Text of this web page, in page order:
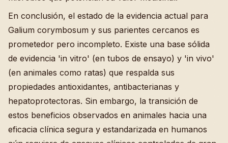
En conclusión, el estado de la evidencia actual para
Galium corymbosum y sus parientes cercanos es
prometedor pero incompleto. Existe una base sólida
de evidencia 'in vitro' (en tubos de ensayo) y 'in vivo'
(en animales como ratas) que respalda sus
propiedades antioxidantes, antibacterianas y
hepatoprotectoras. Sin embargo, la transición de
estos beneficios observados en animales hacia una
eficacia clínica segura y estandarizada en humanos